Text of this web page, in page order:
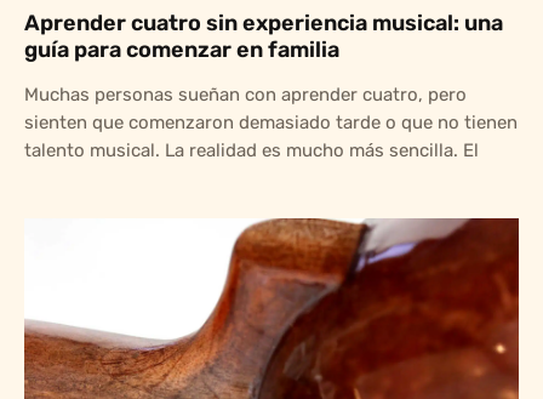
Aprender cuatro sin experiencia musical: una
guía para comenzar en familia
Muchas personas sueñan con aprender cuatro, pero
sienten que comenzaron demasiado tarde o que no tienen
talento musical. La realidad es mucho más sencilla. El